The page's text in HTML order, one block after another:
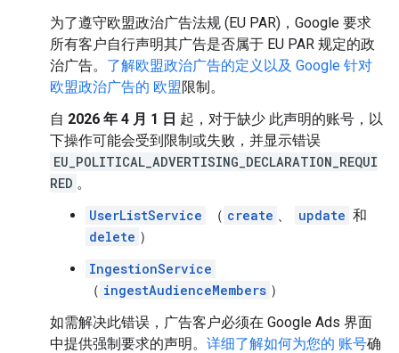
为了遵守欧盟政治广告法规 (EU PAR)，Google 要求
所有客户自行声明其广告是否属于 EU PAR 规定的政
治广告。 了解欧盟政治广告的定义以及 Google 针对
欧盟政治广告的 欧盟限制。
自 2026 年 4 月 1 日 起，对于缺少 此声明的账号，以
下操作可能会受到限制或失败，并显示错误
EU_POLITICAL_ADVERTISING_DECLARATION_REQUI
RED 。
UserListService
（ create 、 update 和
delete ）
IngestionService
（ ingestAudienceMembers ）
如需解决此错误，广告客户必须在 Google Ads 界面
中提供强制要求的声明。 详细了解如何为您的 账号确